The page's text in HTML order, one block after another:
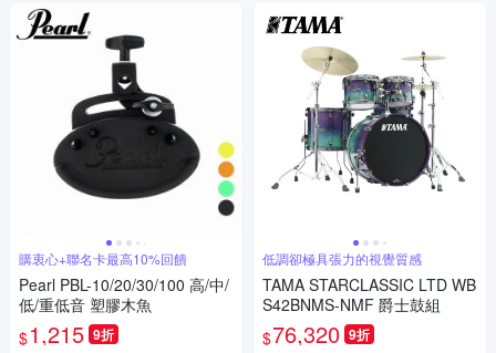
購衷心+聯名卡最高10%回饋
Pearl PBL-10/20/30/100 高/中/
低/重低音 塑膠木魚
$1,215 9折
低調卻極具張力的視覺質感
TAMA STARCLASSIC LTD WB
S42BNMS-NMF 爵士鼓組
$76,320 9折